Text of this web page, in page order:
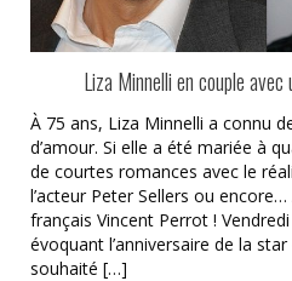
Liza Minnelli en couple
À 75 ans, Liza Minnelli a connu
d’amour. Si elle a été mariée à
de courtes romances avec le
l’acteur Peter Sellers ou encore…
français Vincent Perrot !
évoquant l’anniversaire de la
souhaité […]